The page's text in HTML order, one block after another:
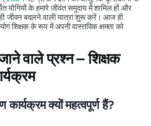
योगियों के हमारे जीवंत समुदाय में शामिल हों और
जीवन बदलने वाली यात्रा शुरू करें। आज ही
शिक्षक के रूप में अपनी वास्तविक क्षमता को
वाले प्रश्न – शिक्षक
कार्यक्रम क्यों महत्वपूर्ण हैं?